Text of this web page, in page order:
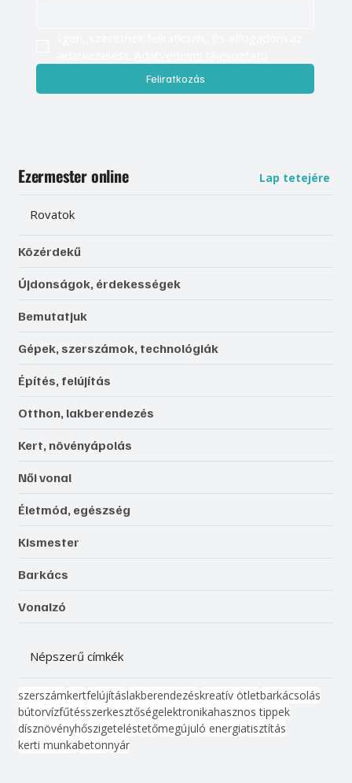
Feliratkozás
Ezermester online Lap tetejére
Rovatok
Közérdekű
Újdonságok, érdekességek
Bemutatjuk
Gépek, szerszámok, technológiák
Építés, felújítás
Otthon, lakberendezés
Kert, növényápolás
Női vonal
Életmód, egészség
Kismester
Barkács
Vonalzó
Népszerű címkék
szerszámkertfelújításlakberendezéskreatív ötletbarkácsolás
bútorvízfűtésszerkesztőségelektronikahasznos tippek
dísznövényhőszigeteléstetőmegújuló energiatisztítás
kerti munkabetonnyár